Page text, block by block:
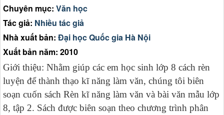
Chuyên mục: Văn học
Tác giả: Nhiều tác giả
Nhà xuất bản: Đại học Quốc gia Hà Nội
Xuất bản năm: 2010
Giới thiệu: Nhằm giúp các em học sinh lớp 8 cách rèn
luyện để thành thạo kĩ năng làm văn, chúng tôi biên
soạn cuốn sách Rèn kĩ năng làm văn và bài văn mẫu lớp
8, tập 2. Sách được biên soạn theo chương trình phân